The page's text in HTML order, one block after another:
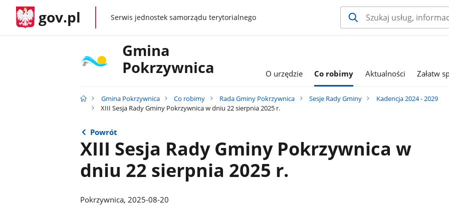
gov.pl gov.plSerwis jednostek samorządu terytorialnego
Gmina
Pokrzywnica
O urzędzie Co robimy Aktualności Załatw
Gmina Pokrzywnica Co robimy Rada Gminy Pokrzywnica Sesje Rady Gminy
Kadencja 2024 - 2029
XIII Sesja Rady Gminy Pokrzywnica w dniu 22 sierpnia 2025 r.
Powrót
XIII Sesja Rady Gminy Pokrzywnica w
dniu 22 sierpnia 2025 r.
Pokrzywnica, 2025-08-20